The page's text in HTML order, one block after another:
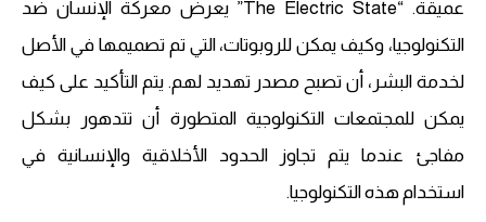
عميقة. “The Electric State” يعرض معركة الإنسان ضد
التكنولوجيا، وكيف يمكن للروبوتات، التي تم تصميمها في الأصل
لخدمة البشر، أن تصبح مصدر تهديد لهم. يتم التأكيد على كيف
يمكن للمجتمعات التكنولوجية المتطورة أن تتدهور بشكل
مفاجئ عندما يتم تجاوز الحدود الأخلاقية والإنسانية في
استخدام هذه التكنولوجيا.